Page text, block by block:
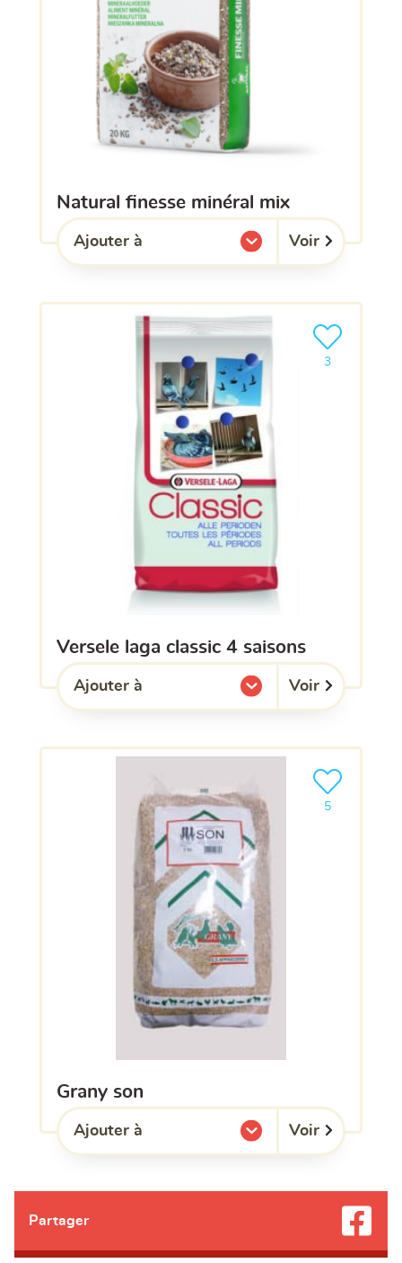
natural finesse minéral mix
Ajouter à
l'une de mes listes. Voir
versele laga classic 4 saisons
3
Ajouter le
Ajouter à
l'une de mes listes. Voir
grany son
5
Ajouter le
Ajouter à
l'une de mes listes. Voir
Partager